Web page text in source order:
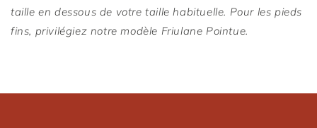
taille en dessous de votre taille habituelle. Pour les pieds
fins, privilégiez notre modèle Friulane Pointue.
Connectez-vous à votre compte pour ajouter des
produits à votre liste de souhaits et afficher vos